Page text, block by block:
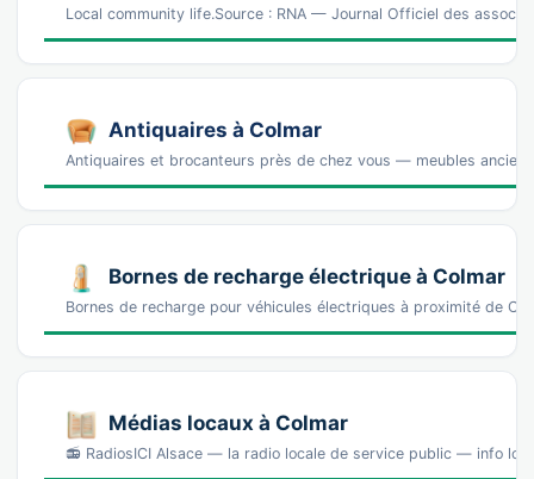
Local community life.Source : RNA — Journal Officiel des
Antiquaires à Colmar
Antiquaires et brocanteurs près de chez vous — meubles
Bornes de recharge électrique à Colmar
Bornes de recharge pour véhicules électriques à proximité de
Médias locaux à Colmar
📻 RadiosICI Alsace — la radio locale de service public — info